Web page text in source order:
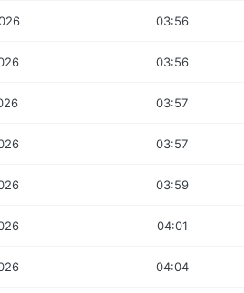
03:56
03:56
03:57
03:57
03:59
04:01
04:04